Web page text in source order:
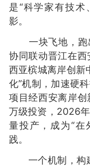
是“科学家有技术
影。
一块飞地，跑
协同联动晋江在
西亚槟城离岸创
化”机制，加速硬
项目经西安离岸
万级投资，2026
量投产，成为“在
践。
一个机制，构建